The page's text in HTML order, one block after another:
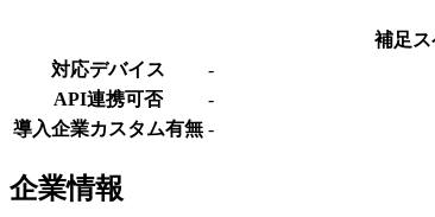
補足ス
対応デバイス
-
API連携可否
-
導入企業カスタム有無 -
企業情報